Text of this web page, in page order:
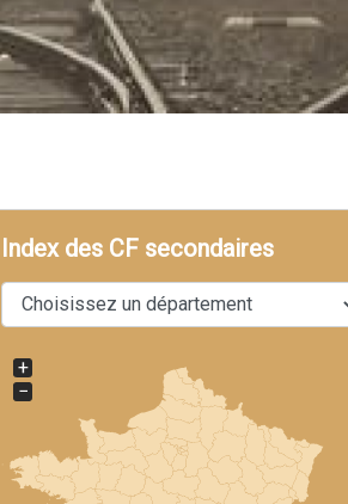
Index des CF secondaires
+
−